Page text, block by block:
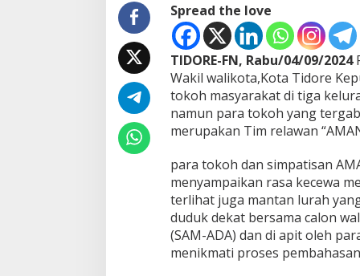
G
A
B
U
N
G
S
A
M
-
D
A
Spread the love
TIDORE-FN, Rabu/04/09/2024
Wakil walikota,Kota Tidore
tokoh masyarakat di tiga
namun para tokoh yang
merupakan Tim relawan
para tokoh dan simpatisan
menyampaikan rasa kecewa
terlihat juga mantan lurah
duduk dekat bersama calon
(SAM-ADA) dan di apit oleh
menikmati proses